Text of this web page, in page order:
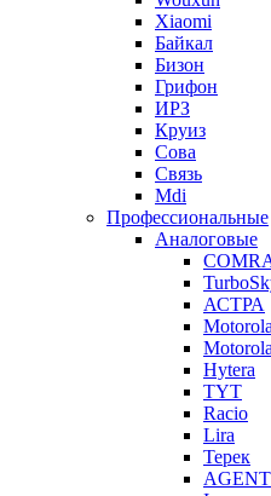
Xiaomi
Байкал
Бизон
Грифон
ИРЗ
Круиз
Сова
Связь
Mdi
Профессиональные
Аналоговые
АСТРА
Motorola
Hytera
TYT
Racio
Lira
Терек
AGENT